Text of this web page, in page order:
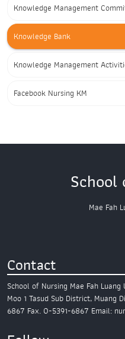
Knowledge Management
Knowledge Bank
Knowledge Management
Facebook Nursing KM
School
Mae Fah
Contact
School of Nursing Mae Fah
Moo 1 Tasud Sub District, Muang
6867 Fax. 0-5391-6867 Email: